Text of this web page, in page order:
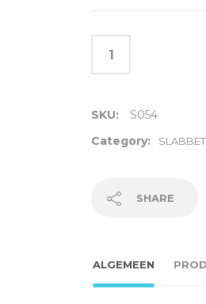
SKU:
S054
Category:
SHARE
ALGEMEEN